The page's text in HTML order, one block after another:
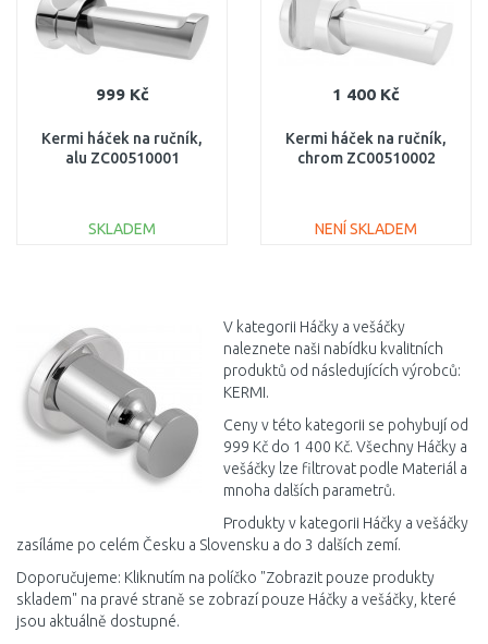
999 Kč
Kermi háček na ručník,
alu ZC00510001
SKLADEM
1 400 Kč
Kermi háček na ručník,
chrom ZC00510002
NENÍ SKLADEM
V kategorii Háčky a vešáčky
naleznete naši nabídku kvalitních
produktů od následujících výrobců:
KERMI.
Ceny v této kategorii se pohybují od
999 Kč do 1 400 Kč. Všechny Háčky a
vešáčky lze filtrovat podle Materiál a
mnoha dalších parametrů.
Produkty v kategorii Háčky a vešáčky
zasíláme po celém Česku a Slovensku a do 3 dalších zemí.
Doporučujeme: Kliknutím na políčko "Zobrazit pouze produkty
skladem" na pravé straně se zobrazí pouze Háčky a vešáčky, které
jsou aktuálně dostupné.